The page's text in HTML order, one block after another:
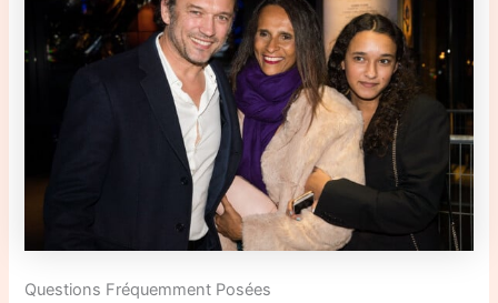
Questions Fréquemment Posées